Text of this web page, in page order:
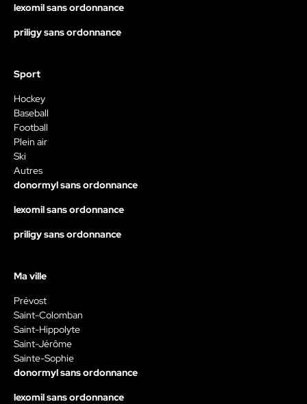
lexomil sans ordonnance
priligy sans ordonnance
Sport
Hockey
Baseball
Football
Plein air
Ski
Autres
donormyl sans ordonnance
lexomil sans ordonnance
priligy sans ordonnance
Ma ville
Prévost
Saint-Colomban
Saint-Hippolyte
Saint-Jérôme
Sainte-Sophie
donormyl sans ordonnance
lexomil sans ordonnance